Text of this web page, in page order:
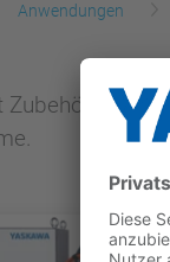
Anwendungen
Zubehör